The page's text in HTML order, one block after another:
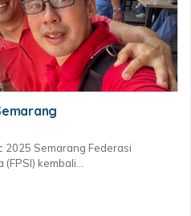
2025 Semarang Federasi
kembali...